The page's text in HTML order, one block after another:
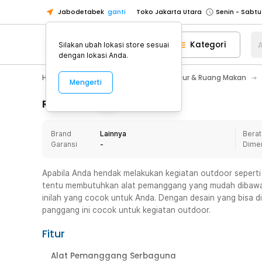
Jabodetabek ganti Toko Jakarta Utara
Toko Tangerang
Toko Cikupa
Pick n Go Jakarta Barat
Senin -
Pick n Go Bekasi
Senin - Jumat
Senin - Jumat
Senin -
Senin -
Toko Tangerang
Toko Cikupa
Pick n Go Jakarta Barat
Senin -
Senin - Jumat
Kategori
Home Appliance Perlengkapan Dapur & Ruang Makan
Rincian Produk
Brand
Lainnya
Garansi
-
Apabila Anda hendak melakukan kegiatan outdoor
tentu membutuhkan alat pemanggang yang mudah
inilah yang cocok untuk Anda. Dengan desain yang bisa
panggang ini cocok untuk kegiatan outdoor.
Fitur
Alat Pemanggang Serbaguna
Silakan ubah lokasi store sesuai
dengan lokasi Anda.
Mengerti